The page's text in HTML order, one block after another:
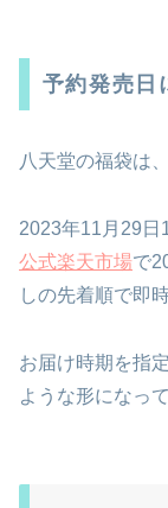
予約発売日
八天堂の福袋は
2023年11月29日
公式楽天市場で
しの先着順で即
お届け時期を指
ような形になっ